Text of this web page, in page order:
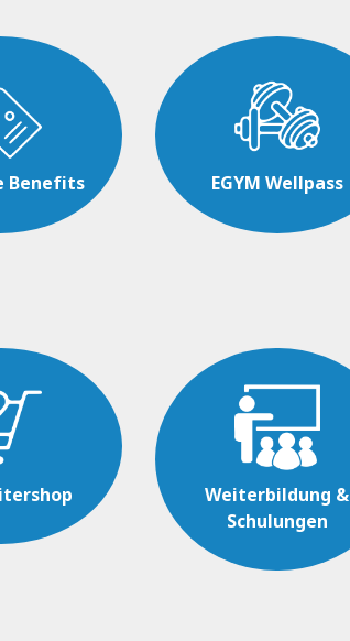
Benefits EGYM Wellpass
Weiterbildung &
Schulungen